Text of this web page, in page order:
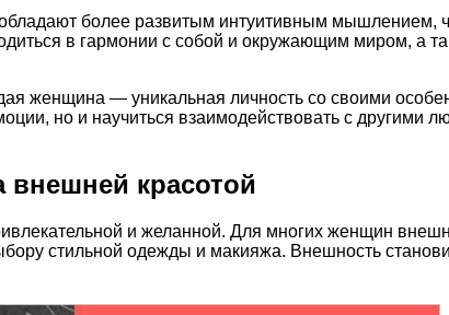
более развитым интуитивным мышлением,
в гармонии с собой и окружающим миром, а
женщина — уникальная личность со своими
но и научиться взаимодействовать с другими
внешней красотой
и желанной. Для многих женщин
стильной одежды и макияжа. Внешность